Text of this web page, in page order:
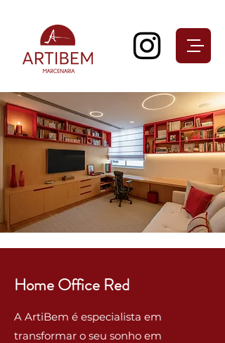
Home Office Red
A ArtiBem é especialista em
transformar o seu sonho em